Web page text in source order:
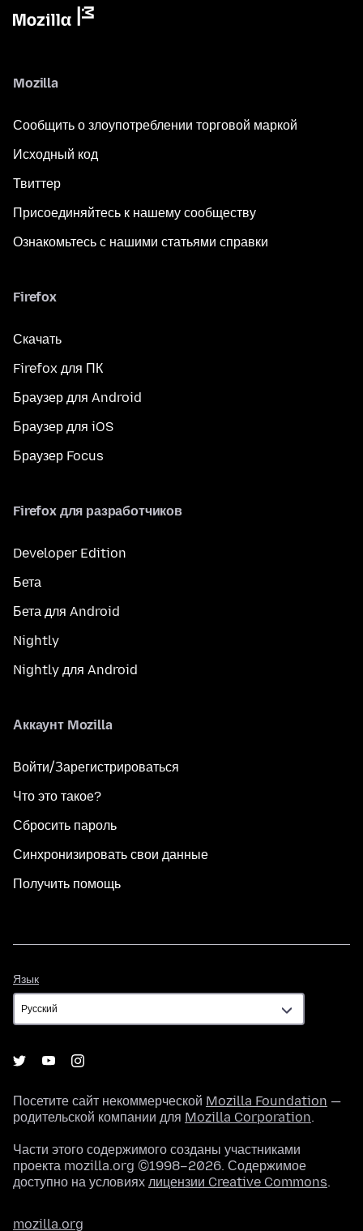
Mozilla
Сообщить о злоупотреблении торговой маркой
Исходный код
Твиттер
Присоединяйтесь к нашему сообществу
Ознакомьтесь с нашими статьями справки
Firefox
Скачать
Firefox для ПК
Браузер для Android
Браузер для iOS
Браузер Focus
Firefox для разработчиков
Developer Edition
Бета
Бета для Android
Nightly
Nightly для Android
Аккаунт Mozilla
Войти/Зарегистрироваться
Что это такое?
Сбросить пароль
Синхронизировать свои данные
Получить помощь
Язык
Посетите сайт некоммерческой Mozilla Foundation —
родительской компании для Mozilla Corporation.
Части этого содержимого созданы участниками
проекта mozilla.org ©1998–2026. Содержимое
доступно на условиях лицензии Creative Commons.
mozilla.org